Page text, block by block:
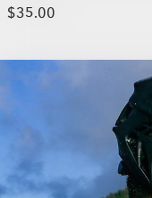
$35.00